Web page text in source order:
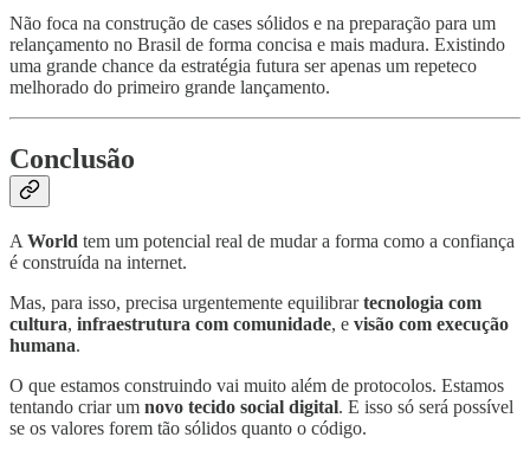
Não foca na construção de cases sólidos e na preparação para um
relançamento no Brasil de forma concisa e mais madura. Existindo
uma grande chance da estratégia futura ser apenas um repeteco
melhorado do primeiro grande lançamento.
Conclusão
A World tem um potencial real de mudar a forma como a confiança
é construída na internet.
Mas, para isso, precisa urgentemente equilibrartecnologia com
cultura, infraestrutura com comunidade, e visão com execução
humana.
O que estamos construindo vai muito além de protocolos. Estamos
tentando criar um novo tecido social digital. E isso só será possível
se os valores forem tão sólidos quanto o código.